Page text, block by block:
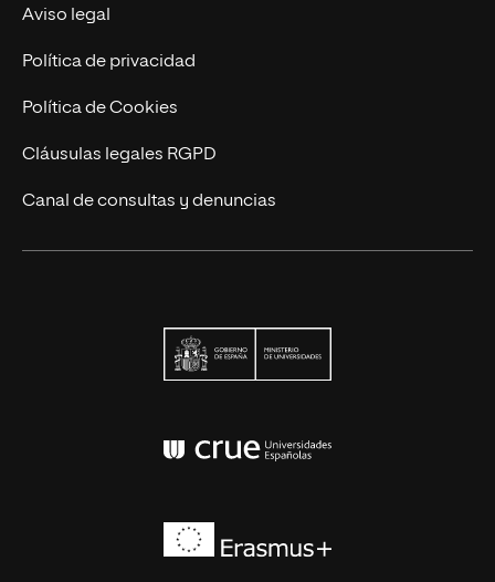
Actualidad
Contacto
Aviso legal
Política de privacidad
Política de Cookies
Cláusulas legales RGPD
Canal de consultas y denuncias
Conferencia de